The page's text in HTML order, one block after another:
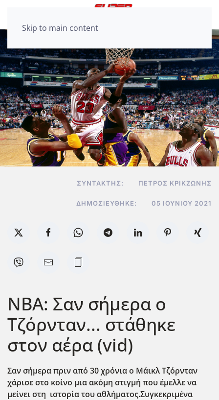
Skip to main content
ΣΥΝΤΆΚΤΗΣ: ΠΈΤΡΟΣ ΚΡΙΚΖΏΝΗΣ
ΔΗΜΟΣΙΕΎΘΗΚΕ: 05 ΙΟΥΝΊΟΥ 2021
NBA: Σαν σήμερα ο
Τζόρνταν... στάθηκε
στον αέρα (vid)
Σαν σήμερα πριν από 30 χρόνια ο Μάικλ Τζόρνταν
χάρισε στο κοίνο μια ακόμη στιγμή που έμελλε να
μείνει στη ιστορία του αθλήματος.Συγκεκριμένα